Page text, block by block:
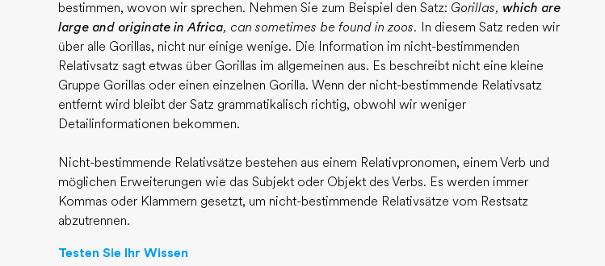
bestimmen, wovon wir sprechen. Nehmen Sie zum Beispiel den Satz: Gorillas, which are
large and originate in Africa, can sometimes be found in zoos.
In diesem Satz reden wir
über alle Gorillas, nicht nur einige wenige. Die Information im nicht-bestimmenden
Relativsatz sagt etwas über Gorillas im allgemeinen aus. Es beschreibt nicht eine kleine
Gruppe Gorillas oder einen einzelnen Gorilla. Wenn der nicht-bestimmende Relativsatz
entfernt wird bleibt der Satz grammatikalisch richtig, obwohl wir weniger
Detailinformationen bekommen.
Nicht-bestimmende Relativsätze bestehen aus einem Relativpronomen, einem Verb und
möglichen Erweiterungen wie das Subjekt oder Objekt des Verbs. Es werden immer
Kommas oder Klammern gesetzt, um nicht-bestimmende Relativsätze vom Restsatz
abzutrennen.
Testen Sie Ihr Wissen